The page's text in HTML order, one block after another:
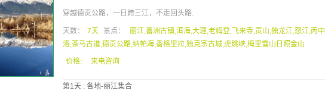
联恒假期
穿越德贡公路，一日跨三江，不走回头路.
天数： 7天 景点：
丽江,喜洲古镇,洱海,大理,老姆登,飞来寺,贡山,独龙江,怒江,丙中
洛,茶马古道,德贡公路,纳帕海,香格里拉,独克宗古城,虎跳峡,梅里雪山日照金山
价格: 来电咨询
第1天 : 各地-丽江集合